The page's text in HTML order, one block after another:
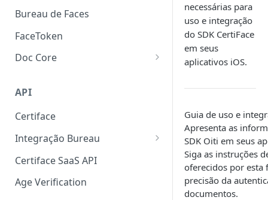
Liveness Ativo
Liveness Passivo
Liveness Híbrido
Bureau de Faces
FaceToken
Doc Core
OCR
FaceMatch
Autenticação de Docs
API
Certiface
Integração Bureau
Consulta por Aderência
Certiface Risk Detection
Certiface SaaS API
Age Verification
necessárias para
uso e integração
do SDK CertiFace
em seus
aplicativos iOS.
Guia de uso e
Apresenta as
SDK Oiti em seus
Siga as instruções
oferecidos por esta
precisão da
documentos.